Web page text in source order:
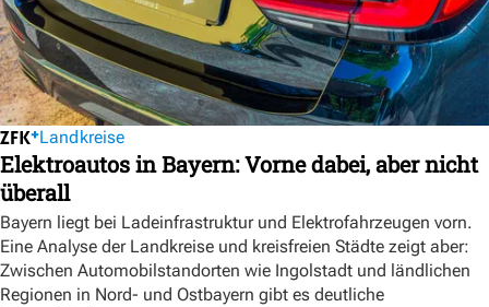
Landkreise
Elektroautos in Bayern: Vorne dabei, aber nicht
überall
Bayern liegt bei Ladeinfrastruktur und Elektrofahrzeugen vorn.
Eine Analyse der Landkreise und kreisfreien Städte zeigt aber:
Zwischen Automobilstandorten wie Ingolstadt und ländlichen
Regionen in Nord- und Ostbayern gibt es deutliche